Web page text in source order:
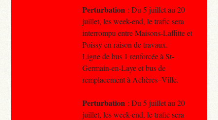
Perturbation : Du 5 juillet au 20
juillet, les week-end, le trafic sera
interrompu entre Maisons-Laffitte et
Poissy en raison de travaux.
Ligne de bus 1 renforcée à St-
Germain-en-Laye et bus de
remplacement à Achères–Ville.
Perturbation : Du 5 juillet au 20
juillet, les week-end, le trafic sera